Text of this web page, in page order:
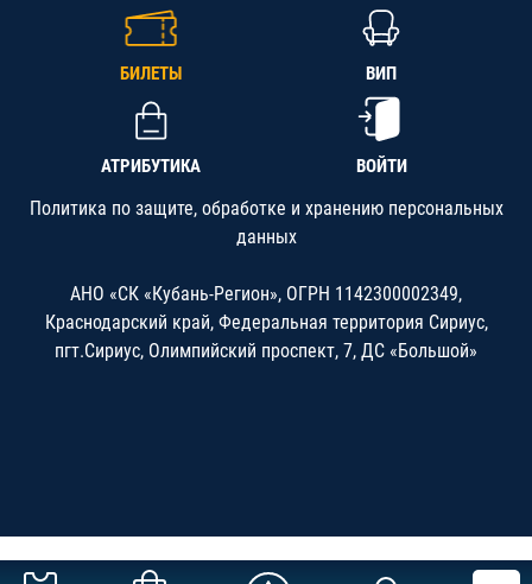
БИЛЕТЫ ВИП
АТРИБУТИКА ВОЙТИ
Политика по защите, обработке и хранению персональных
данных
АНО «СК «Кубань-Регион», ОГРН 1142300002349,
Краснодарский край, Федеральная территория Сириус,
пгт.Сириус, Олимпийский проспект, 7, ДС «Большой»